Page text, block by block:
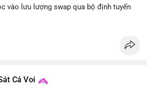
vào lưu lượng swap qua bộ định tuyến
vốn cho người dùng.
Cá Voi